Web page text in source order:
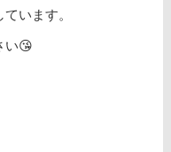
います。
い😘